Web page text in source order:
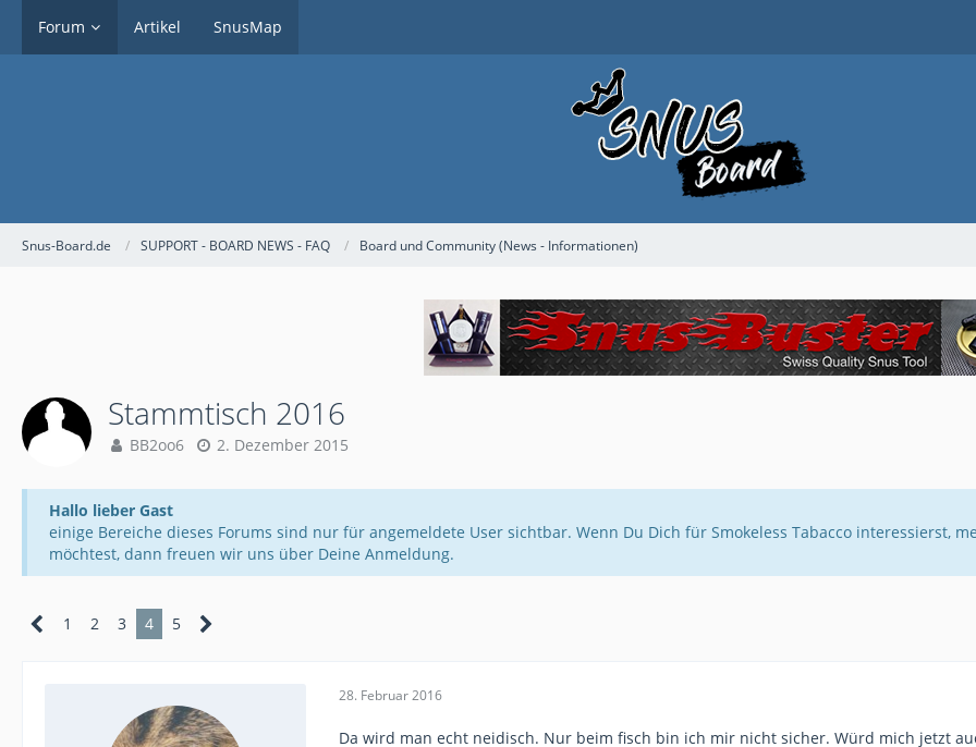
Forum Artikel SnusMap
Snus-Board.de SUPPORT - BOARD NEWS - FAQ Board und Community (News - Informationen)
Stammtisch 2016
BB2oo6 2. Dezember 2015
Hallo lieber Gast
einige Bereiche dieses Forums sind nur für angemeldete User sichtbar. Wenn Du Dich für Smokeless Tabacco interessierst,
möchtest, dann freuen wir uns über Deine Anmeldung.
1 2 3 4 5
28. Februar 2016
Da wird man echt neidisch. Nur beim fisch bin ich mir nicht sicher. Würd mich jetzt